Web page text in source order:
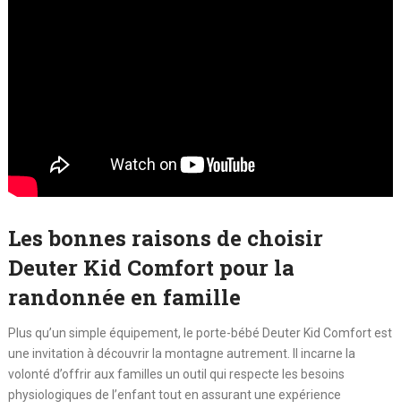
Les bonnes raisons de choisir
Deuter Kid Comfort pour la
randonnée en famille
Plus qu’un simple équipement, le porte-bébé Deuter Kid Comfort est
une invitation à découvrir la montagne autrement. Il incarne la
volonté d’offrir aux familles un outil qui respecte les besoins
physiologiques de l’enfant tout en assurant une expérience